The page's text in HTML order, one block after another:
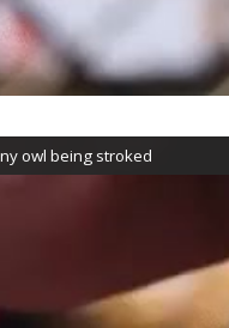
owl being stroked